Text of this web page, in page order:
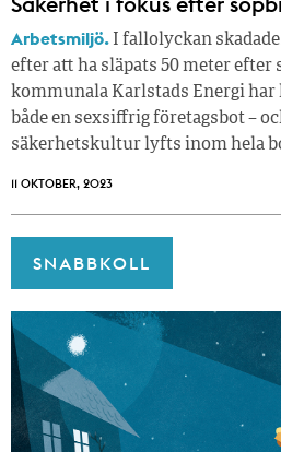
Arbetsmiljö. I fallolyckan
efter att ha släpats 50 meter efter
kommunala Karlstads Energi
både en sexsiffrig företagsbot –
säkerhetskultur lyfts inom hela
11 OKTOBER, 2023
SNABBKOLL